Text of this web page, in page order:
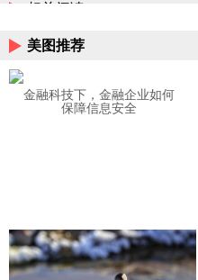
相关阅读
美图推荐
金融科技下，金融企业如何
保障信息安全